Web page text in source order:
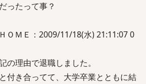
ったって事？
ＯＭＥ：2009/11/18(水) 21:11:07 0
の理由で退職しました。
付き合ってて、大学卒業とともに結